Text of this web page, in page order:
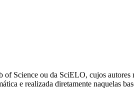
Science ou da SciELO, cujos
e realizada diretamente naquelas